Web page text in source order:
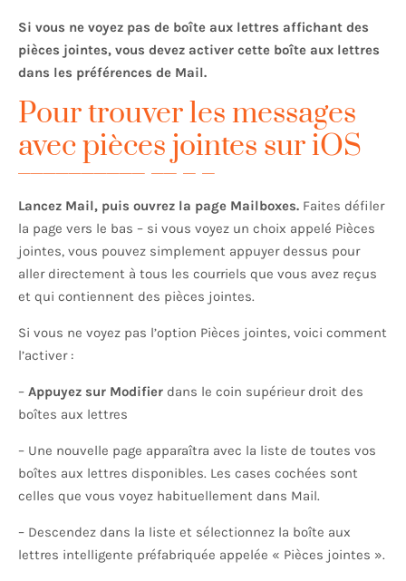
Si vous ne voyez pas de boîte aux lettres affichant des
pièces jointes, vous devez activer cette boîte aux lettres
dans les préférences de Mail.
Pour trouver les messages
avec pièces jointes sur iOS
Lancez Mail, puis ouvrez la page Mailboxes. Faites défiler
la page vers le bas – si vous voyez un choix appelé Pièces
jointes, vous pouvez simplement appuyer dessus pour
aller directement à tous les courriels que vous avez reçus
et qui contiennent des pièces jointes.
Si vous ne voyez pas l’option Pièces jointes, voici comment
l’activer :
– Appuyez sur Modifier dans le coin supérieur droit des
boîtes aux lettres
– Une nouvelle page apparaîtra avec la liste de toutes vos
boîtes aux lettres disponibles. Les cases cochées sont
celles que vous voyez habituellement dans Mail.
– Descendez dans la liste et sélectionnez la boîte aux
lettres intelligente préfabriquée appelée « Pièces jointes ».